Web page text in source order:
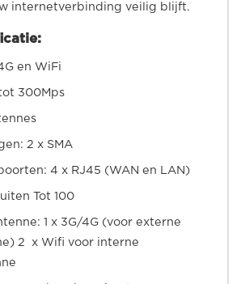
internetverbinding veilig blijft.
en WiFi
300Mps
2 x SMA
4 x RJ45 (WAN en LAN)
Tot 100
1 x 3G/4G (voor externe
2 x Wifi voor interne